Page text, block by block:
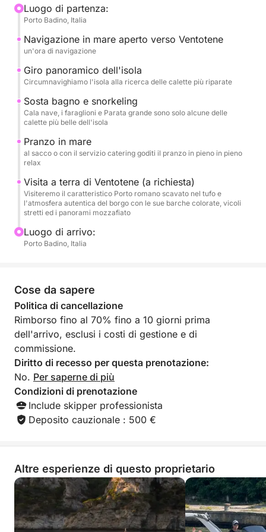
soste bagno in baie selezionate, ideali per nuotare e
rilassarsi immersi in un contesto naturale unico. Le
acque limpide e i fondali ricchi rendono Ventotene
una meta perfetta per chi ama il mare nella sua
forma più autentica.
De Antonio 36, la navigazione risulta fluida e
piacevole, offrendo ampi spazi per il relax e per
godersi il sole. Il ritmo della giornata è pensato per
alternare momenti di navigazione panoramica a
pause dedicate al mare e al benessere, senza
itinerari rigidi.
Questo tour si distingue per la sua semplicità
mare in modo esclusivo. È l’esperienza ideale per
coppie, famiglie o piccoli gruppi che desiderano
Mediterraneo.
Luogo di partenza:
Porto Badino, Italia
Navigazione in mare aperto verso Ventotene
un'ora di navigazione
Giro panoramico dell'isola
Circumnavighiamo l'isola alla ricerca delle calette più riparate
Sosta bagno e snorkeling
Cala nave, i faraglioni e Parata grande sono solo alcune delle
calette più belle dell'isola
Pranzo in mare
al sacco o con il servizio catering goditi il pranzo in pieno in pieno
relax
Visita a terra di Ventotene (a richiesta)
Visiteremo il caratteristico Porto romano scavato nel tufo e
l'atmosfera autentica del borgo con le sue barche colorate, vicoli
stretti ed i panorami mozzafiato
Luogo di arrivo:
Porto Badino, Italia
Cose da sapere
Politica di cancellazione
Rimborso fino al 70% fino a 10 giorni prima
dell'arrivo, esclusi i costi di gestione e di
commissione.
Diritto di recesso per questa prenotazione:
No. Per saperne di più
Condizioni di prenotazione
Include skipper professionista
Deposito cauzionale : 500 €
Altre esperienze di questo proprietario